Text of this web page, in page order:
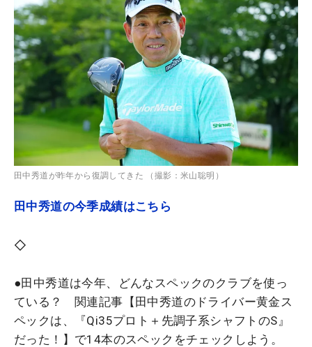
田中秀道が昨年から復調してきた （撮影：米山聡明）
田中秀道の今季成績はこちら
◇
●田中秀道は今年、どんなスペックのクラブを使っ
ている？ 関連記事【田中秀道のドライバー黄金ス
ペックは、『Qi35プロト＋先調子系シャフトのS』
だった！】で14本のスペックをチェックしよう。